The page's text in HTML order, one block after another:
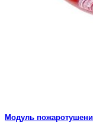
Модуль